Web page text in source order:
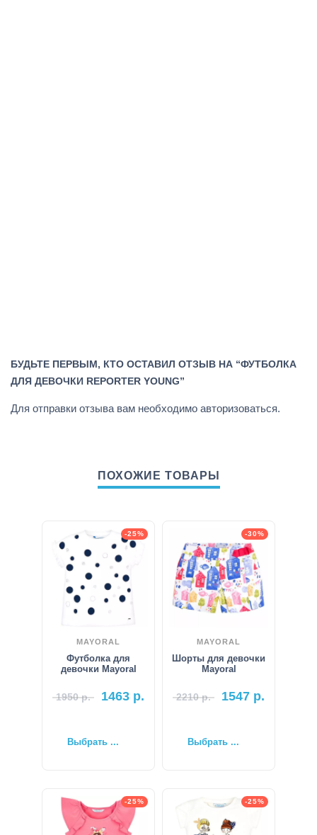
БУДЬТЕ ПЕРВЫМ, КТО ОСТАВИЛ ОТЗЫВ НА “ФУТБОЛКА
ДЛЯ ДЕВОЧКИ REPORTER YOUNG”
Для отправки отзыва вам необходимо авторизоваться.
ПОХОЖИЕ ТОВАРЫ
-25%
MAYORAL
Футболка для
девочки Mayoral
1950р. 1463 р.
Выбрать ...
-30%
MAYORAL
Шорты для девочки
Mayoral
2210р. 1547 р.
Выбрать ...
-25% -25%